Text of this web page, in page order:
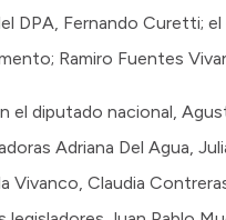
DPA, Fernando Curetti;
Ramiro Fuentes
el diputado nacional,
Adriana Del Agua,
Vivanco, Claudia